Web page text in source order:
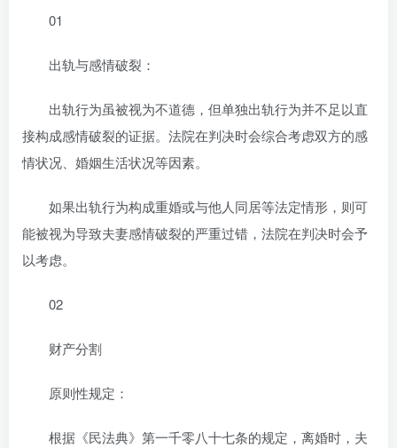
01
出轨与感情破裂：
出轨行为虽被视为不道德，但单独出轨行为并不足以直
接构成感情破裂的证据。法院在判决时会综合考虑双方的感
情状况、婚姻生活状况等因素。
如果出轨行为构成重婚或与他人同居等法定情形，则可
能被视为导致夫妻感情破裂的严重过错，法院在判决时会予
以考虑。
02
财产分割
原则性规定：
根据《民法典》第一千零八十七条的规定，离婚时，夫